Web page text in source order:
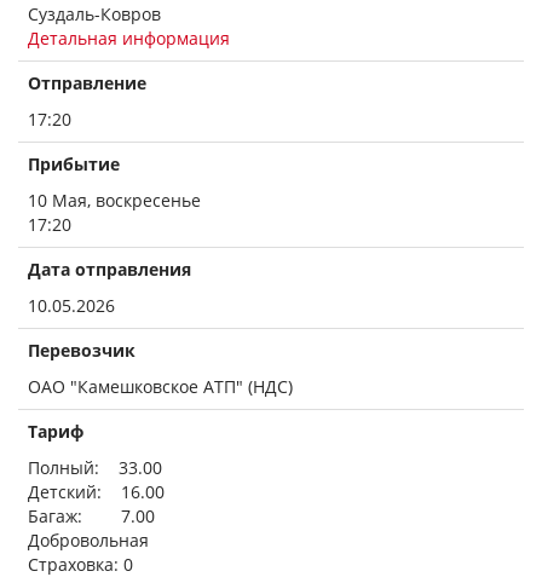
Суздаль-Ковров
Детальная информация
Отправление
17:20
Прибытие
10 Мая, воскресенье
17:20
Дата отправления
10.05.2026
Перевозчик
ОАО "Камешковское АТП" (НДС)
Тариф
Полный: 33.00
Детский: 16.00
Багаж: 7.00
Добровольная
Страховка: 0